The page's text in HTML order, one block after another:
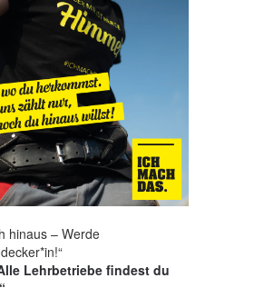
hinaus – Werde
Lehrbetriebe findest du